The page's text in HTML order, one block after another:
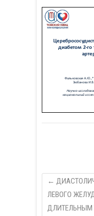
←
ЛЕВОГО
ДЛИТЕЛЬНЫМ